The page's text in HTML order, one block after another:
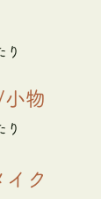
り
物
り
イク